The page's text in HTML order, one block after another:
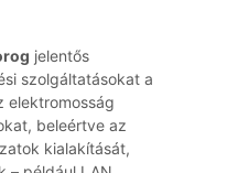
jelentős
szolgáltatásokat a
elektromosság
beleértve az
kialakítását,